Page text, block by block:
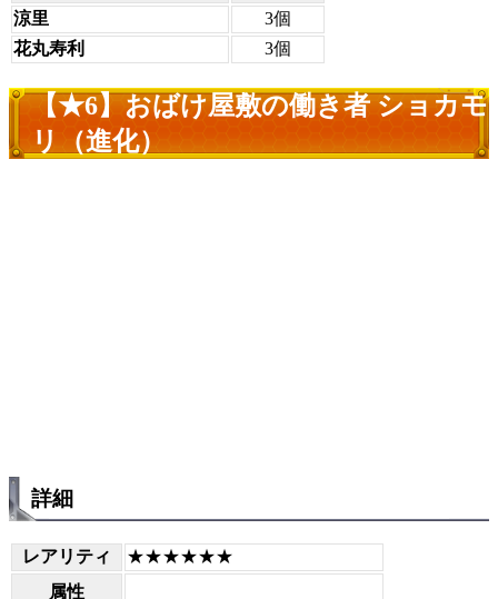
涼里
3個
花丸寿利
3個
【★6】おばけ屋敷の働き者 ショカモ
リ（進化）
詳細
レアリティ
★★★★★★
属性